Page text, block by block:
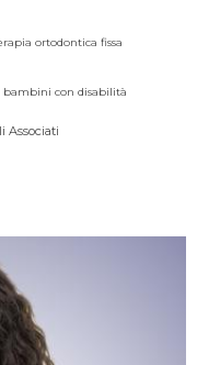
ortodontica fissa
con disabilità
Associati